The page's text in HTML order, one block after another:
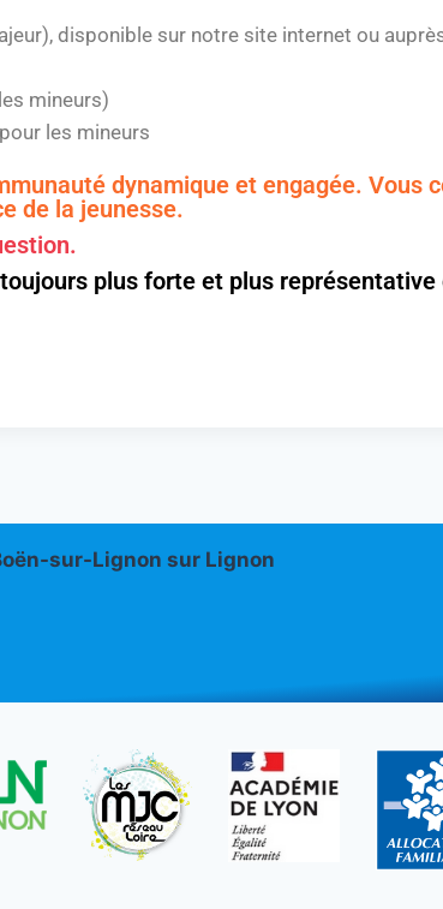
disponible sur notre site internet ou
mineurs)
les mineurs
dynamique et engagée. Vous
de la jeunesse.
plus forte et plus représentative
sur-Lignon sur Lignon